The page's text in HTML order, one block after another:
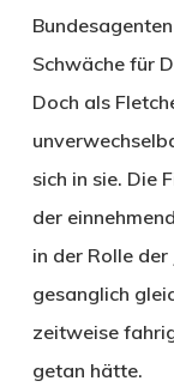
Schwäche für
Doch als
sich in sie. Die
der
in der Rolle
gesanglich
zeitweise
getan hätte.